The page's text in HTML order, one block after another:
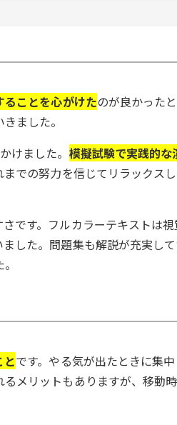
ることを心がけたのが良かった
ました。
けました。 模擬試験で実践的な
での努力を信じてリラックス
です。フルカラーテキストは
した。問題集も解説が充実して
とです。やる気が出たときに集
メリットもありますが、移動